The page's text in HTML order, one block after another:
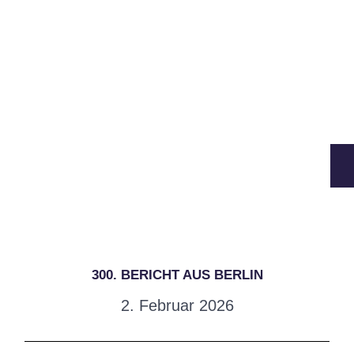
300. BERICHT AUS BERLIN
2. Februar 2026